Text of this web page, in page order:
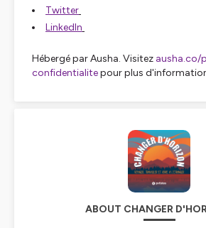
Twitter
LinkedIn
Hébergé par Ausha. Visitez ausha.co/
confidentialitepour plus
ABOUT CHANGER